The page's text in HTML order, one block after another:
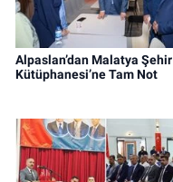
Alpaslan’dan Malatya Şehir
Kütüphanesi’ne Tam Not